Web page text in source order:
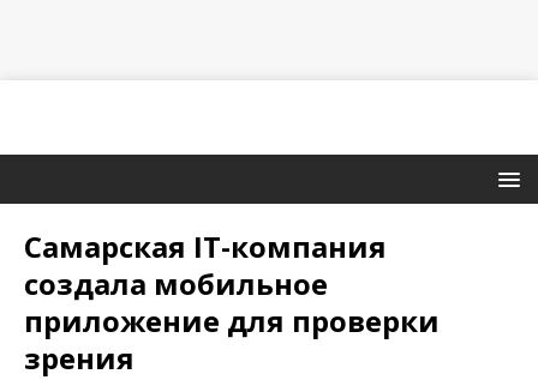
Самарская IT-компания
создала мобильное
приложение для проверки
зрения